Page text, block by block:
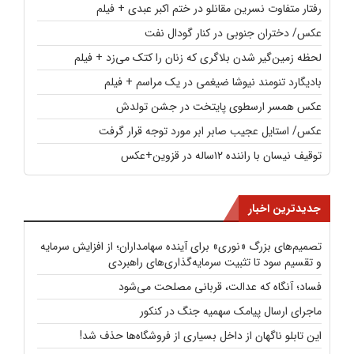
رفتار متفاوت نسرین مقانلو در ختم اکبر عبدی + فیلم
عکس/ دختران جنوبی در کنار گودال نفت
لحظه زمین‌گیر شدن بلاگری که زنان را کتک می‌زد + فیلم
بادیگارد تنومند نیوشا ضیغمی در یک مراسم + فیلم
عکس همسر ارسطوی پایتخت در جشن تولدش
عکس/ استایل عجیب صابر ابر مورد توجه قرار گرفت
توقیف نیسان با راننده ۱۲ساله در قزوین+عکس
جدیدترین اخبار
تصمیم‌های بزرگ «نوری» برای آینده سهامداران؛ از افزایش سرمایه
و تقسیم سود تا تثبیت سرمایه‌گذاری‌های راهبردی
فساد؛ آنگاه که عدالت، قربانی مصلحت می‌شود
ماجرای ارسال پیامک سهمیه جنگ در کنکور
این تابلو ناگهان از داخل بسیاری از فروشگاه‌ها حذف شد!